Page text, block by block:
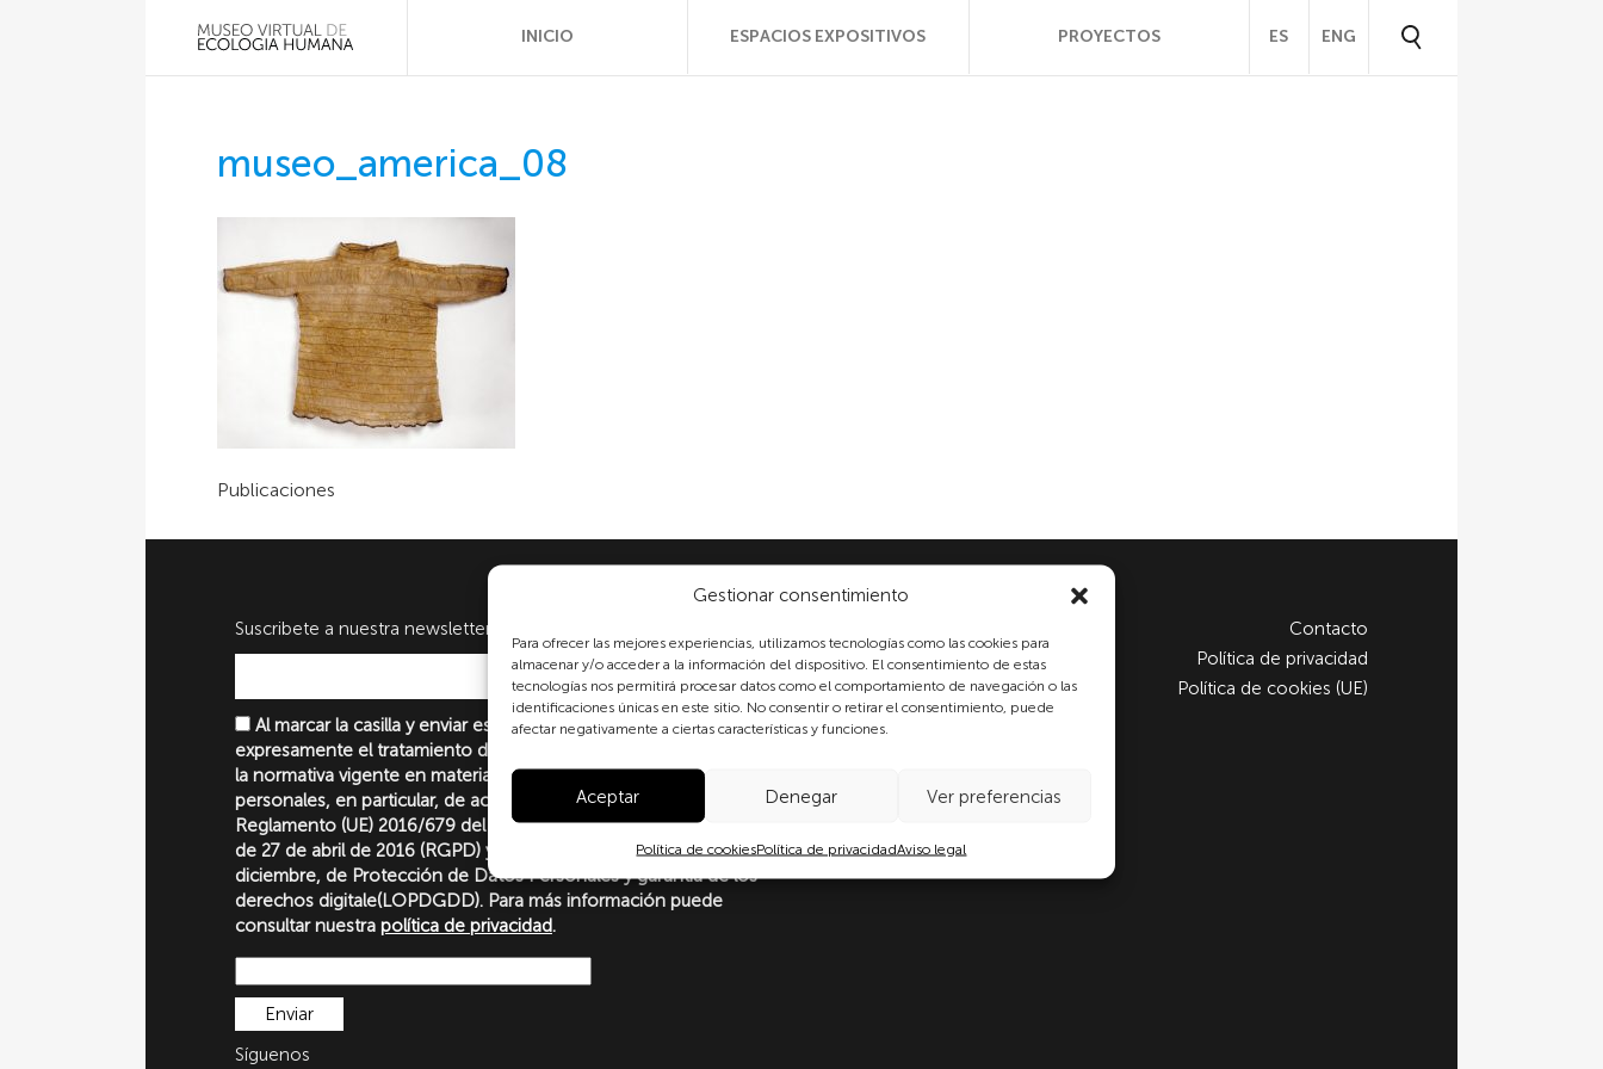
Gestionar consentimiento
Para ofrecer las mejores experiencias, utilizamos tecnologías como las cookies para
almacenar y/o acceder a la información del dispositivo. El consentimiento de estas
tecnologías nos permitirá procesar datos como el comportamiento de navegación o las
identificaciones únicas en este sitio. No consentir o retirar el consentimiento, puede
afectar negativamente a ciertas características y funciones.
Aceptar Denegar Ver preferencias
Política de cookiesPolítica de privacidadAviso legal
INICIO ESPACIOS EXPOSITIVOS PROYECTOS ES ENG
museo_america_08
Publicaciones
Suscribete a nuestra newsletter
Al marcar la casilla y enviar este formulario, usted consiente
expresamente el tratamiento de sus datos personales conforme a
la normativa vigente en materia de protección de datos
personales, en particular, de acuerdo con lo dispuesto en el
Reglamento (UE) 2016/679 del Parlamento Europeo y del Consejo
de 27 de abril de 2016 (RGPD) y la Ley Orgánica 3/2018, de 5 de
diciembre, de Protección de Datos Personales y garantía de los
derechos digitale(LOPDGDD). Para más información puede
consultar nuestra política de privacidad.
Síguenos
Contacto
Política de privacidad
Política de cookies (UE)